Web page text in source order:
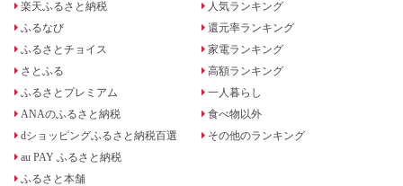
楽天ふるさと納税
ふるなび
ふるさとチョイス
さとふる
ふるさとプレミアム
ANAのふるさと納税
dショッピングふるさと納税百選
au PAY ふるさと納税
ふるさと本舗
人気ランキング
還元率ランキング
家電ランキング
高額ランキング
一人暮らし
食べ物以外
その他のランキング